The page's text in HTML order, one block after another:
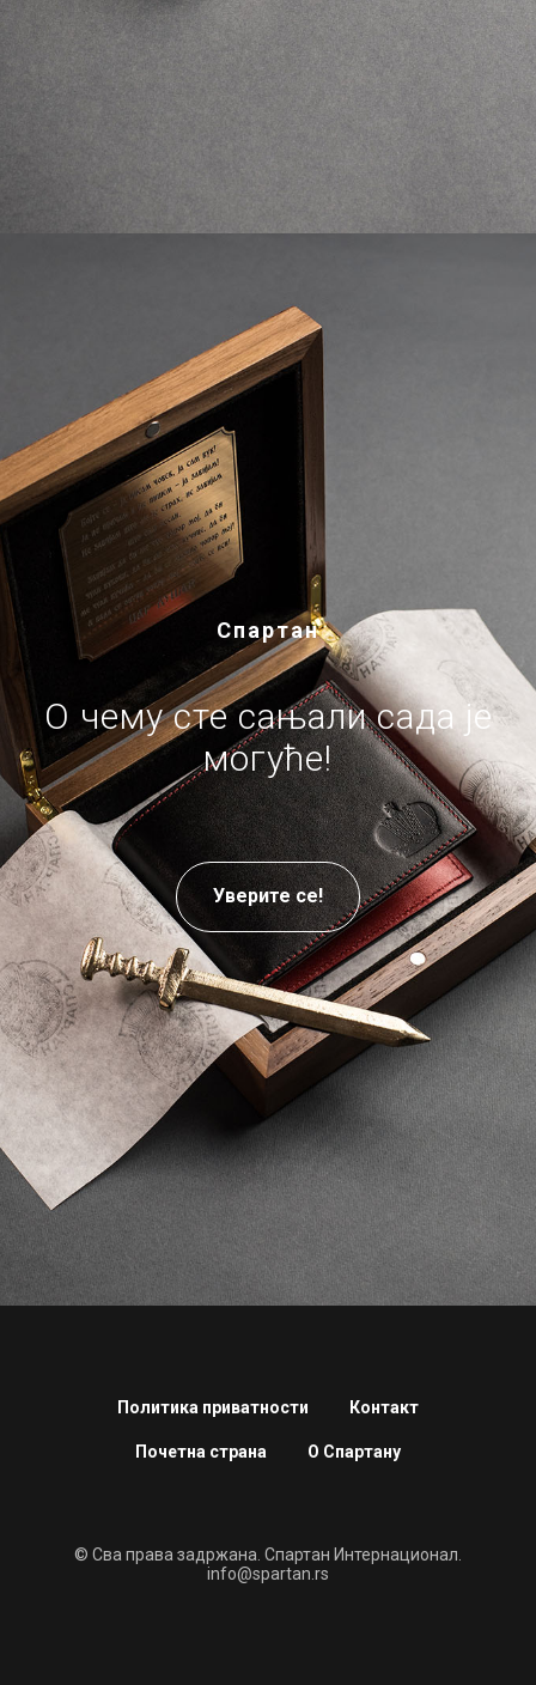
Спартан
О чему сте сањали сада је
могуће!
Уверите се!
Политика приватности Контакт
Почетна страна О Спартану
© Сва права задржана. Спартан Интернационал.
info@spartan.rs